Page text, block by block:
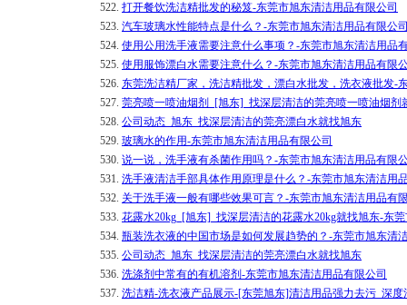
522. 打开餐饮洗洁精批发的秘笈-东莞市旭东清洁用品有限公司
523. 汽车玻璃水性能特点是什么？-东莞市旭东清洁用品有限公
524. 使用公用洗手液需要注意什么事项？-东莞市旭东清洁用品
525. 使用服饰漂白水需要注意什么？-东莞市旭东清洁用品有限
526. 东莞洗洁精厂家，洗洁精批发，漂白水批发，洗衣液批发-
527. 莞亮喷一喷油烟剂_[旭东]_找深层清洁的莞亮喷一喷油烟
528. 公司动态_旭东_找深层清洁的莞亮漂白水就找旭东
529. 玻璃水的作用-东莞市旭东清洁用品有限公司
530. 说一说，洗手液有杀菌作用吗？-东莞市旭东清洁用品有限
531. 洗手液清洁手部具体作用原理是什么？-东莞市旭东清洁用
532. 关于洗手液一般有哪些效果可言？-东莞市旭东清洁用品有
533. 花露水20kg_[旭东]_找深层清洁的花露水20kg就找旭东-东
534. 瓶装洗衣液的中国市场是如何发展趋势的？-东莞市旭东清
535. 公司动态_旭东_找深层清洁的莞亮漂白水就找旭东
536. 洗涤剂中常有的有机溶剂-东莞市旭东清洁用品有限公司
537. 洗洁精-洗衣液产品展示-[东莞旭东]清洁用品强力去污_深度